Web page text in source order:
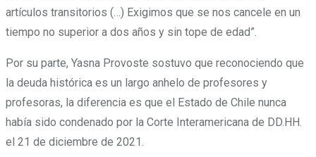
artículos transitorios (…) Exigimos que se nos cancele en un
tiempo no superior a dos años y sin tope de edad”.
Por su parte, Yasna Provoste sostuvo que reconociendo que
la deuda histórica es un largo anhelo de profesores y
profesoras, la diferencia es que el Estado de Chile nunca
había sido condenado por la Corte Interamericana de DD.HH.
el 21 de diciembre de 2021.